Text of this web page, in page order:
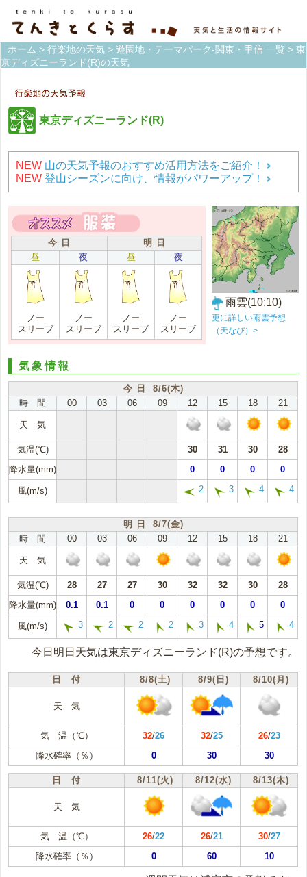
ホーム > 行楽地の天気 > 遊園地・テーマパーク-関東・甲信 一覧 > 東
京ディズニーランド(R)の天気
東京ディズニーランド(R)
NEW 山の天気予報のおすすめ活用方法をご紹介！
NEW 登山シーズンに向け、情報がパワーアップ！
今 日
明 日
昼
夜 昼 夜
ノー
スリーブ
ノー
スリーブ
ノー
スリーブ
ノー
スリーブ
雨雲(10:10)
更に詳しい雨雲予想
（天なび）>
気象情報
今 日 8/6(木)
時 間
00 03 06 09 12 15 18 21
天 気
気温(℃) 30 31 30
28
降水量(mm)
0 0 0 0
風(m/s) 2 3 4 4
明 日 8/7(金)
時 間
00 03 06 09 12 15 18 21
天 気
気温(℃) 28 27 27 30 32 32 30
28
降水量(mm)
0.1 0.1 0 0 0 0 0 0
風(m/s) 3 2 2 2 3 4 5 4
今日明日天気は東京ディズニーランド(R)の予想です。
日 付 8/8(土) 8/9(日) 8/10(月)
天 気
気 温（℃） 32/26 32/25 26/23
降水確率（％）
0 30 30
日 付 8/11(火) 8/12(水) 8/13(木)
天 気
気 温（℃） 26/22 26/21 30/27
降水確率（％）
0 60 10